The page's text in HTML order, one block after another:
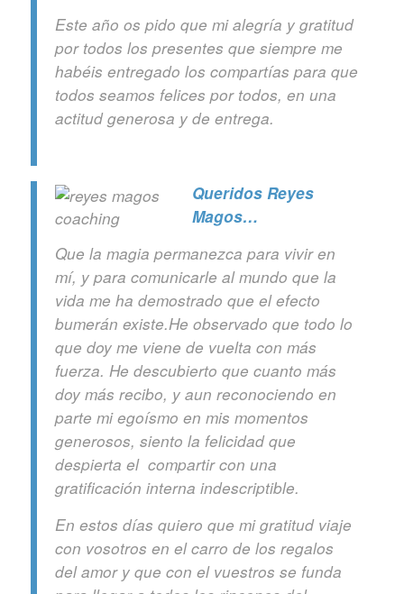
Este año os pido que mi alegría y gratitud
por todos los presentes que siempre me
habéis entregado los compartías para que
todos seamos felices por todos, en una
actitud generosa y de entrega.
Queridos Reyes
Magos…
Que la magia permanezca para vivir en
mí, y para comunicarle al mundo que la
vida me ha demostrado que el efecto
bumerán existe.He observado que todo lo
que doy me viene de vuelta con más
fuerza. He descubierto que cuanto más
doy más recibo, y aun reconociendo en
parte mi egoísmo en mis momentos
generosos, siento la felicidad que
despierta el compartir con una
gratificación interna indescriptible.
En estos días quiero que mi gratitud viaje
con vosotros en el carro de los regalos
del amor y que con el vuestros se funda